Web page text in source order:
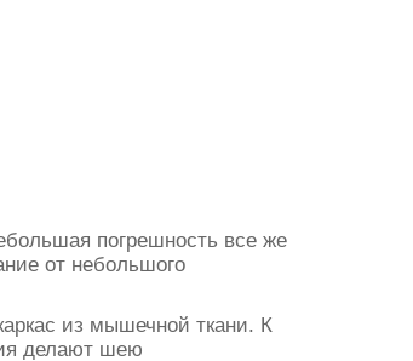
погрешность все же
от небольшого
из мышечной ткани. К
делают шею